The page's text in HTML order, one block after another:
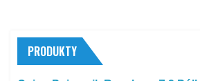
PRODUKTY